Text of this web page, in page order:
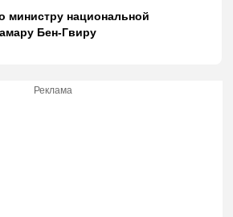
министру национальной
Бен-Гвиру
Реклама